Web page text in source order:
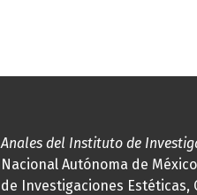
Anales del Instituto de
Nacional Autónoma de
de Investigaciones Estéticas,